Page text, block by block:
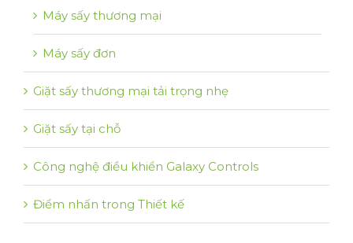
Máy sấy thương mại
Máy sấy đơn
Giặt sấy thương mại tải trọng nhẹ
Giặt sấy tại chỗ
Công nghệ điều khiển Galaxy Controls
Điểm nhấn trong Thiết kế